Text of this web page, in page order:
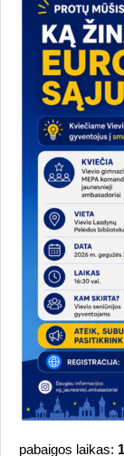
pabaigos laikas: